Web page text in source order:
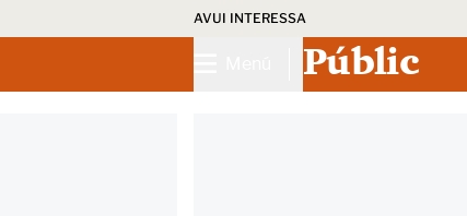
AVUI INTERESSA
Públic